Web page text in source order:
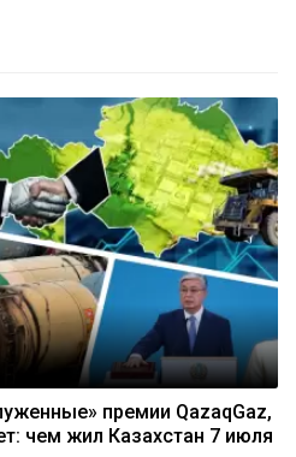
премии QazaqGaz,
чем жил Казахстан 7 июля